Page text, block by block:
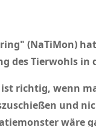
(NaTiMon)
des Tierwohls
richtig, wenn
und
wäre